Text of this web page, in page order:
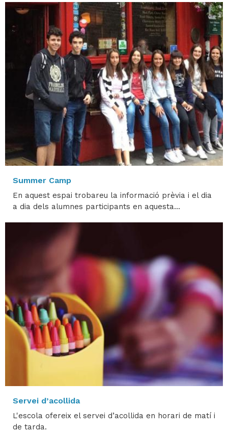
Summer Camp
En aquest espai trobareu la informació prèvia i el dia
a dia dels alumnes participants en aquesta...
Servei d’acollida
L'escola ofereix el servei d’acollida en horari de matí i
de tarda.